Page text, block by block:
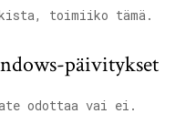
toimiiko tämä.
päivitykset
odottaa vai ei.